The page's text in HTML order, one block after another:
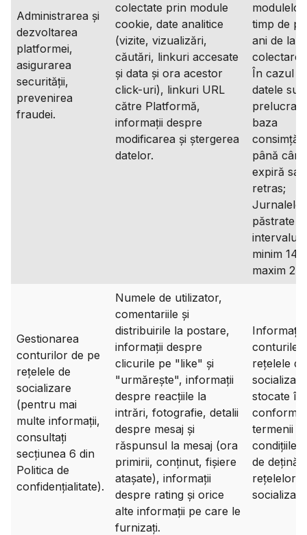
Administrarea și
dezvoltarea
platformei,
asigurarea
securității,
prevenirea
fraudei.
colectate prin module
cookie, date analitice
(vizite, vizualizări,
căutări, linkuri accesate
și data și ora acestor
click-uri), linkuri URL
către Platformă,
informații despre
modificarea și ștergerea
datelor.
timp de
ani de la
colectare;
În cazul
datele
baza
până
expiră
retras;
Jurnalele
păstrate în
intervalul
minim 14
maxim 2
Gestionarea
conturilor de pe
rețelele de
socializare
(pentru mai
multe informații,
consultați
secțiunea 6 din
Politica de
confidențialitate).
Numele de utilizator,
comentariile și
distribuirile la postare,
informații despre
clicurile pe "like" și
"urmărește", informații
despre reacțiile la
intrări, fotografie, detalii
despre mesaj și
răspunsul la mesaj (ora
primirii, conținut, fișiere
atașate), informații
despre rating și orice
alte informații pe care le
furnizați.
conturile
rețelele de
stocate în
termenii și
condițiile
de
rețelelor